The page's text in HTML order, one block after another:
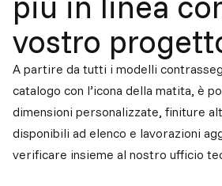
vostro
A partire da tutti i modelli
catalogo con l’icona della matita, è
dimensioni personalizzate, finiture
disponibili ad elenco e lavorazioni
verificare insieme al nostro ufficio